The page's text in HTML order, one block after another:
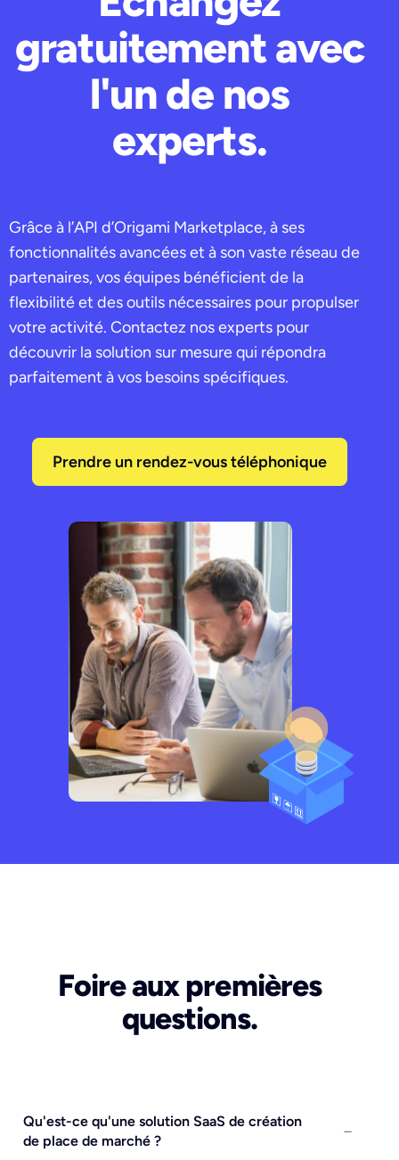
gratuitement avec
l'un de nos
experts.
Grâce à l’API d’Origami Marketplace, à ses
fonctionnalités avancées et à son vaste réseau de
partenaires, vos équipes bénéficient de la
flexibilité et des outils nécessaires pour propulser
votre activité. Contactez nos experts pour
découvrir la solution sur mesure qui répondra
parfaitement à vos besoins spécifiques.
Prendre un rendez-vous téléphonique
Foire aux premières
questions.
Qu'est-ce qu'une solution SaaS de création
de place de marché ?